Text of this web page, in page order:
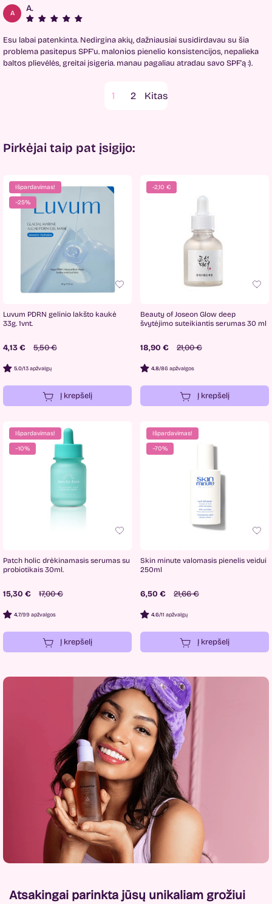
A A.
Esu labai patenkinta. Nedirgina akių, dažniausiai susidirdavau su šia
problema pasitepus SPF'u. malonios pienelio konsistencijos, nepalieka
baltos plievėlės, greitai įsigeria. manau pagaliau atradau savo SPF'ą :).
1 2
Pirkėjai taip pat įsigijo:
Išpardavimas!
−25%
Luvum PDRN gelinio lakšto kaukė
33g. 1vnt.
4,13 € 5,50 €
5.0/13 apžvalgų
Į krepšelį
-2,10 €
Beauty of Joseon Glow deep
švytėjimo suteikiantis serumas 30 ml
18,90 € 21,00 €
4.8/86 apžvalgos
Į krepšelį
Išpardavimas!
−10%
Patch holic drėkinamasis serumas su
probiotikais 30ml.
15,30 € 17,00 €
4.7/99 apžvalgos
Į krepšelį
Išpardavimas!
−70%
Skin minute valomasis pienelis veidui
250ml
6,50 € 21,66 €
4.6/11 apžvalgų
Į krepšelį
Atsakingai parinkta jūsų unikaliam grožiui